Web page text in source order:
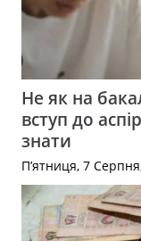
Не як на
вступ до
знати
П’ятниця, 7